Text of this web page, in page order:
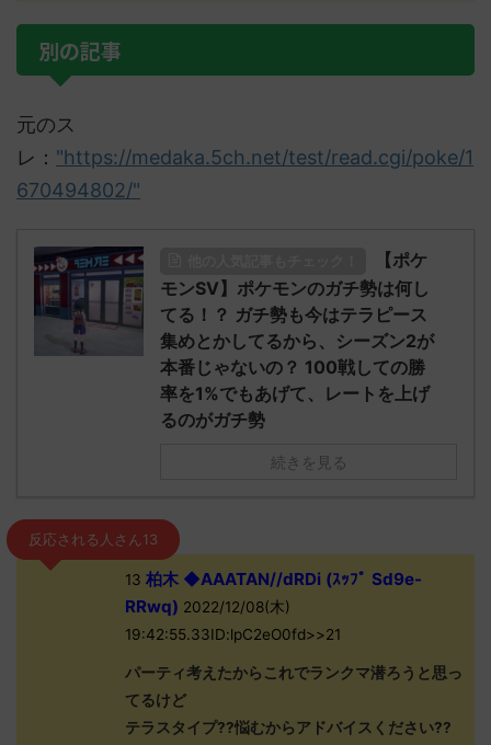
別の記事
元のス
レ： "https://medaka.5ch.net/test/read.cgi/poke/1
670494802/"
【ポケ
モンSV】ポケモンのガチ勢は何し
てる！？ ガチ勢も今はテラピース
集めとかしてるから、シーズン2が
本番じゃないの？ 100戦しての勝
率を1%でもあげて、レートを上げ
るのがガチ勢
続きを見る
反応される人さん13
13 柏木 ◆AAATAN//dRDi (ｽｯﾌﾟ Sd9e-
RRwq) 2022/12/08(木)
19:42:55.33ID:lpC2eO0fd>>21
パーティ考えたからこれでランクマ潜ろうと思っ
てるけど
テラスタイプ??悩むからアドバイスください??